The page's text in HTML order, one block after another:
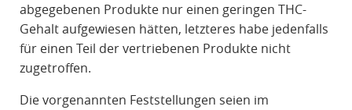
abgegebenen Produkte nur einen geringen THC-
Gehalt aufgewiesen hätten, letzteres habe jedenfalls
für einen Teil der vertriebenen Produkte nicht
zugetroffen.
Die vorgenannten Feststellungen seien im